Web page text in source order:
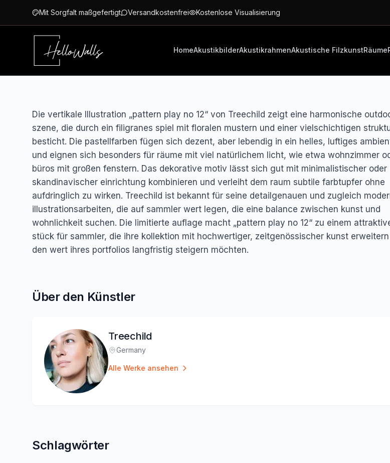
Mit Sorgfalt maßgefertigt Versandkostenfrei Kostenlose Visualisierung
HomeAkustikbilderAkustikrahmenAkustische FilzkunstRäume
Die vertikale Illustration „pattern play no 12“ von Treechild zeigt eine harmonische
szene, die durch ein filigranes spiel mit floralen mustern und einer vielschichtigen
besticht. Die pastellfarben fügen sich dezent, aber lebendig in ein helles, luftiges
und eignen sich besonders für räume mit viel natürlichem licht, wie etwa wohnzimmer
büros mit großen fenstern. Das dekorative motiv lässt sich gut mit minimalistischer oder
skandinavischer einrichtung kombinieren und verleiht dem raum subtile farbtupfer ohne
aufdringlich zu wirken. Treechild ist bekannt für seine detailgenauen und zugleich
illustrationsarbeiten, die auf sammler wert legen, die eine balance zwischen kunst und
wohnlichkeit suchen. Die limitierte auflage macht „pattern play no 12“ zu einem
stück für sammler, die ihre kollektion mit hochwertiger, zeitgenössischer kunst
den wert ihres portfolios langfristig steigern möchten.
Über den Künstler
Treechild
Standort:
Germany
Alle Werke ansehen
Schlagwörter